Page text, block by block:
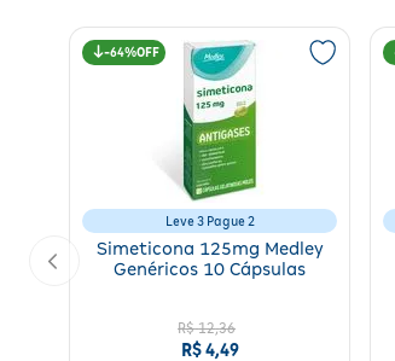
64%
Leve 3 Pague 2
Simeticona 125mg Medley
Genéricos 10 Cápsulas
R$ 12,36
R$ 4,49